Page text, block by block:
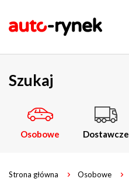
Szukaj
Osobowe Dostawcze
Strona główna Osobowe